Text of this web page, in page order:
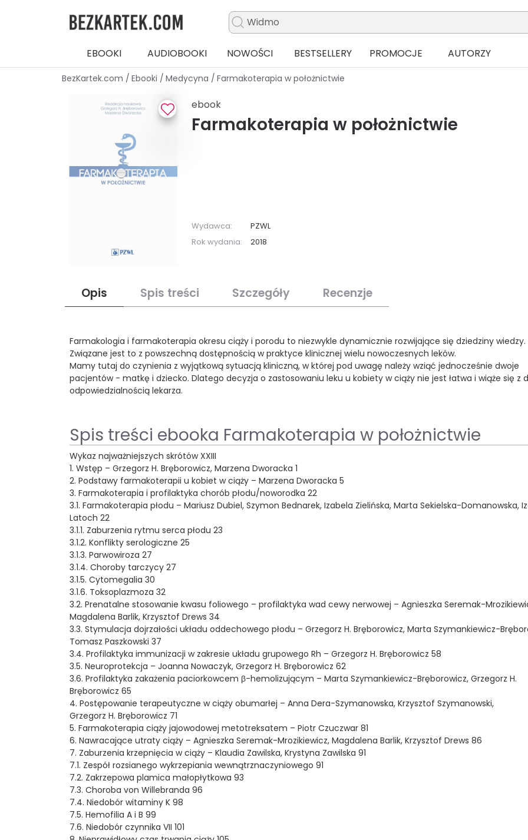
EBOOKI AUDIOBOOKI NOWOŚCI BESTSELLERY PROMOCJE AUTORZY
BezKartek.com / Ebooki / Medycyna / Farmakoterapia w położnictwie
ebook
Farmakoterapia w położnictwie
Wydawca:
PZWL
Rok wydania:
2018
Opis Spis treści Szczegóły Recenzje
Farmakologia i farmakoterapia okresu ciąży i porodu to niezwykle dynamicznie rozwijające się dziedziny wiedzy.
Związane jest to z powszechną dostępnością w praktyce klinicznej wielu nowoczesnych leków.
Mamy tutaj do czynienia z wyjątkową sytuacją kliniczną, w której pod uwagę należy wziąć jednocześnie dwoje
pacjentów - matkę i dziecko. Dlatego decyzja o zastosowaniu leku u kobiety w ciąży nie jest łatwa i wiąże się z
odpowiedzialnością lekarza.
Spis treści ebooka Farmakoterapia w położnictwie
Wykaz najważniejszych skrótów XXIII
1. Wstęp – Grzegorz H. Bręborowicz, Marzena Dworacka 1
2. Podstawy farmakoterapii u kobiet w ciąży – Marzena Dworacka 5
3. Farmakoterapia i profilaktyka chorób płodu/noworodka 22
3.1. Farmakoterapia płodu – Mariusz Dubiel, Szymon Bednarek, Izabela Zielińska, Marta Sekielska-Domanowska,
Latoch 22
3.1.1. Zaburzenia rytmu serca płodu 23
3.1.2. Konflikty serologiczne 25
3.1.3. Parwowiroza 27
3.1.4. Choroby tarczycy 27
3.1.5. Cytomegalia 30
3.1.6. Toksoplazmoza 32
3.2. Prenatalne stosowanie kwasu foliowego – profilaktyka wad cewy nerwowej – Agnieszka Seremak-
Magdalena Barlik, Krzysztof Drews 34
3.3. Stymulacja dojrzałości układu oddechowego płodu – Grzegorz H. Bręborowicz, Marta Szymankiewicz-
Tomasz Paszkowski 37
3.4. Profilaktyka immunizacji w zakresie układu grupowego Rh – Grzegorz H. Bręborowicz 58
3.5. Neuroprotekcja – Joanna Nowaczyk, Grzegorz H. Bręborowicz 62
3.6. Profilaktyka zakażenia paciorkowcem β-hemolizującym – Marta Szymankiewicz-Bręborowicz, Grzegorz H.
Bręborowicz 65
4. Postępowanie terapeutyczne w ciąży obumarłej – Anna Dera-Szymanowska, Krzysztof Szymanowski,
Grzegorz H. Bręborowicz 71
5. Farmakoterapia ciąży jajowodowej metotreksatem – Piotr Czuczwar 81
6. Nawracające utraty ciąży – Agnieszka Seremak-Mrozikiewicz, Magdalena Barlik, Krzysztof Drews 86
7. Zaburzenia krzepnięcia w ciąży – Klaudia Zawilska, Krystyna Zawilska 91
7.1. Zespół rozsianego wykrzepiania wewnątrznaczyniowego 91
7.2. Zakrzepowa plamica małopłytkowa 93
7.3. Choroba von Willebranda 96
7.4. Niedobór witaminy K 98
7.5. Hemofilia A i B 99
7.6. Niedobór czynnika VII 101